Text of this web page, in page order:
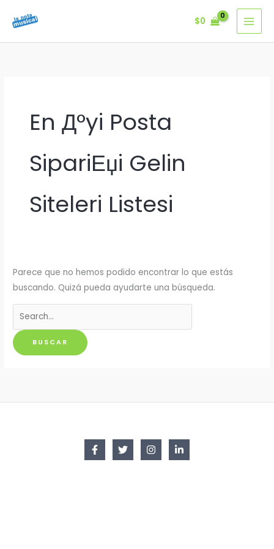
$0
En Д°yi Posta
SipariЕџi Gelin
Siteleri Listesi
Parece que no hemos podido encontrar lo que estás
buscando. Quizá pueda ayudarte una búsqueda.
Buscar
por: